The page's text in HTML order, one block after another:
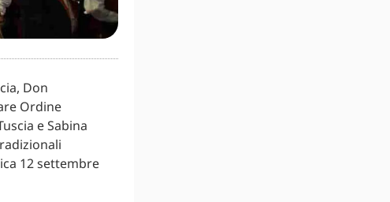
Don
Ordine
e Sabina
12 settembre